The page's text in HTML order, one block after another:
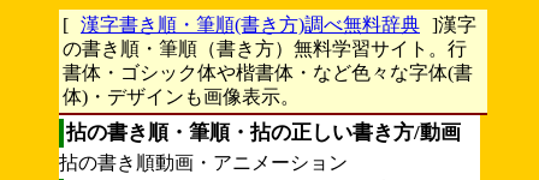
[ 漢字書き順・筆順(書き方)調べ無料辞典 ]漢字
の書き順・筆順（書き方）無料学習サイト。行
書体・ゴシック体や楷書体・など色々な字体(書
体)・デザインも画像表示。
拈の書き順・筆順・拈の正しい書き方/動画
拈の書き順動画・アニメーション